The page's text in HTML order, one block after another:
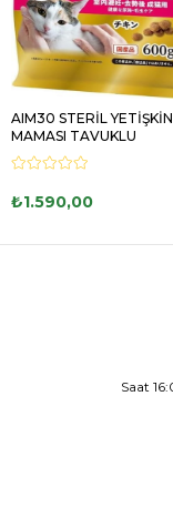
AIM30 STERİL
MAMASI TAVUKLU
₺1.590,00
Saat